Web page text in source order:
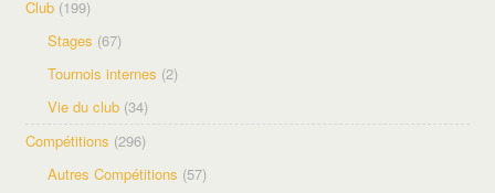
Club (199)
Stages (67)
Tournois internes (2)
Vie du club (34)
Compétitions (296)
Autres Compétitions (57)